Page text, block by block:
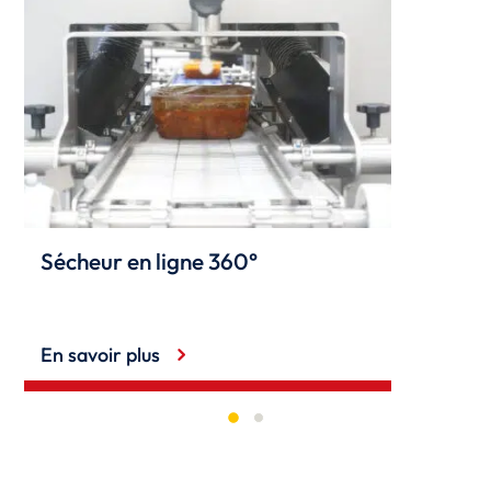
Sécheur en ligne 360°
En savoir plus